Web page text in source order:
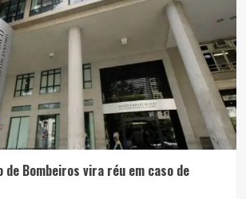
de Bombeiros vira réu em caso de